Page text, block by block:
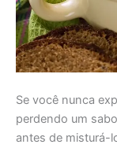
Se você nunca
perdendo um
antes de misturá-